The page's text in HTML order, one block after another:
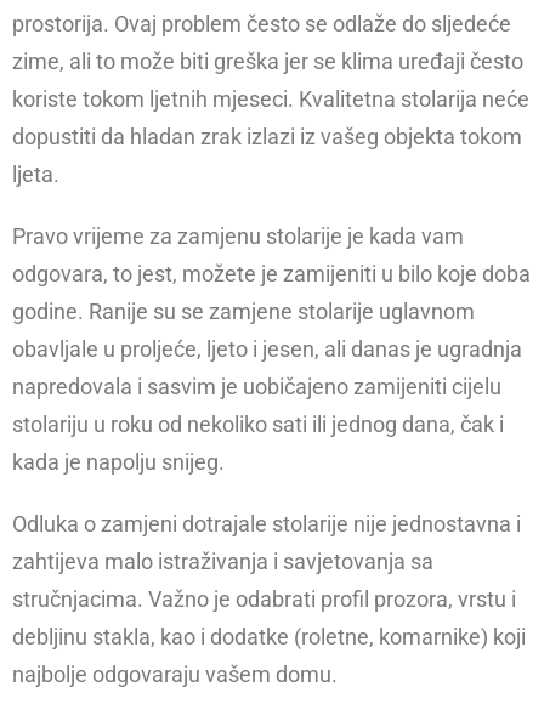
prostorija. Ovaj problem često se odlaže do sljedeće
zime, ali to može biti greška jer se klima uređaji često
koriste tokom ljetnih mjeseci. Kvalitetna stolarija neće
dopustiti da hladan zrak izlazi iz vašeg objekta tokom
ljeta.
Pravo vrijeme za zamjenu stolarije je kada vam
odgovara, to jest, možete je zamijeniti u bilo koje doba
godine. Ranije su se zamjene stolarije uglavnom
obavljale u proljeće, ljeto i jesen, ali danas je ugradnja
napredovala i sasvim je uobičajeno zamijeniti cijelu
stolariju u roku od nekoliko sati ili jednog dana, čak i
kada je napolju snijeg.
Odluka o zamjeni dotrajale stolarije nije jednostavna i
zahtijeva malo istraživanja i savjetovanja sa
stručnjacima. Važno je odabrati profil prozora, vrstu i
debljinu stakla, kao i dodatke (roletne, komarnike) koji
najbolje odgovaraju vašem domu.